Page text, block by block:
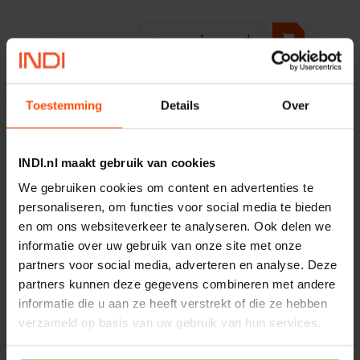
Toestemming Details Over
INDI.nl maakt gebruik van cookies
We gebruiken cookies om content en advertenties te
personaliseren, om functies voor social media te bieden
en om ons websiteverkeer te analyseren. Ook delen we
informatie over uw gebruik van onze site met onze
partners voor social media, adverteren en analyse. Deze
partners kunnen deze gegevens combineren met andere
informatie die u aan ze heeft verstrekt of die ze hebben
verzameld op basis van uw gebruik van hun services.
− +
Resultaat per pagina 24
Aanbevolen voor jou:
Artikelnummer:
MPPDCM24V2200TP
Merknaam:Kramp